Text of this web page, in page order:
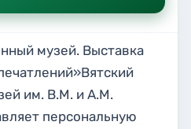
музей. Выставка
им. В.М. и А.М.
персональную